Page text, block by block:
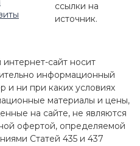
ссылки на
источник.
сайт носит
информационный
и ни при каких условиях
материалы и цены,
на сайте, не являются
офертой, определяемой
Статей 435 и 437